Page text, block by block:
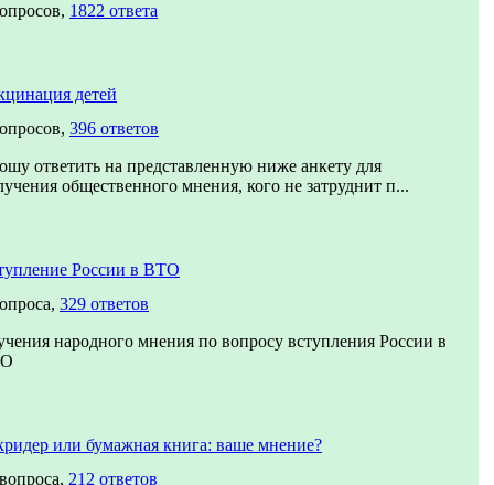
1822 ответа
детей
396 ответов
ответить на представленную ниже анкету для
общественного мнения, кого не затруднит п...
России в ВТО
329 ответов
народного мнения по вопросу вступления России в
или бумажная книга: ваше мнение?
212 ответов